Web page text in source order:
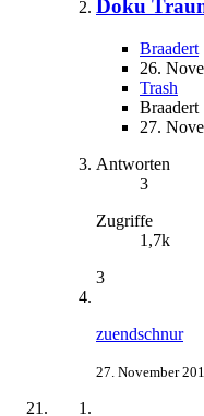
Doku
Braadert
26.
Trash
Braadert
27.
Antworten
3
Zugriffe
1,7k
3
zuendschnur
27. November